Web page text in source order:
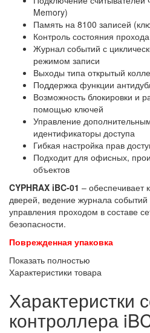
Memory)
Память на 8100 записей
Контроль состояния прохода
Журнал событий с
режимом записи
Выходы типа открытый
Поддержка функции
Возможность блокировки и
помощью ключей
Управление
идентификаторы доступа
Гибкая настройка прав
Подходит для офисных,
объектов
CYPHRAX iBC-01 – обеспечивает
дверей, ведение журнала
управления проходом в составе
безопасности.
Поврежденная упаковка
Показать полностью
Характеристики товара
Характеристки
контроллера